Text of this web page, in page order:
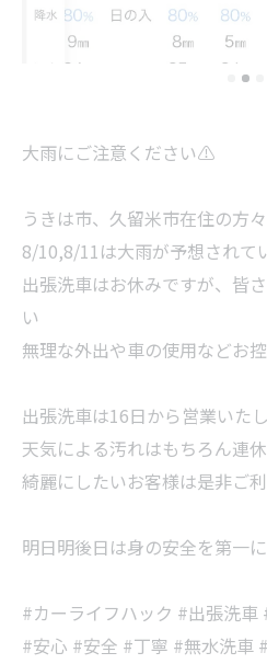
大雨にご注意ください⚠️
うきは市、久留米市在住の方
8/10,8/11は大雨が予想されて
出張洗車はお休みですが、皆
い
無理な外出や車の使用などお
出張洗車は16日から営業いたし
天気による汚れはもちろん連
綺麗にしたいお客様は是非ご
明日明後日は身の安全を第一
#カーライフハック #出張洗
#安心 #安全 #丁寧 #無水洗車